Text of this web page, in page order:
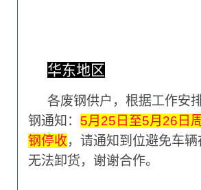
华东地区
各废钢供户，根据工作安排
钢通知： 5月25日至5月26日
钢停收，请通知到位避免车辆
无法卸货，谢谢合作。